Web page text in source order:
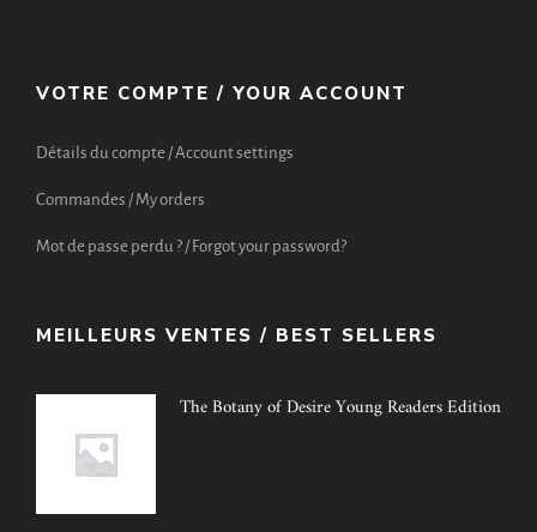
VOTRE COMPTE / YOUR ACCOUNT
Détails du compte / Account settings
Commandes / My orders
Mot de passe perdu ? / Forgot your password?
MEILLEURS VENTES / BEST SELLERS
The Botany of Desire Young Readers Edition